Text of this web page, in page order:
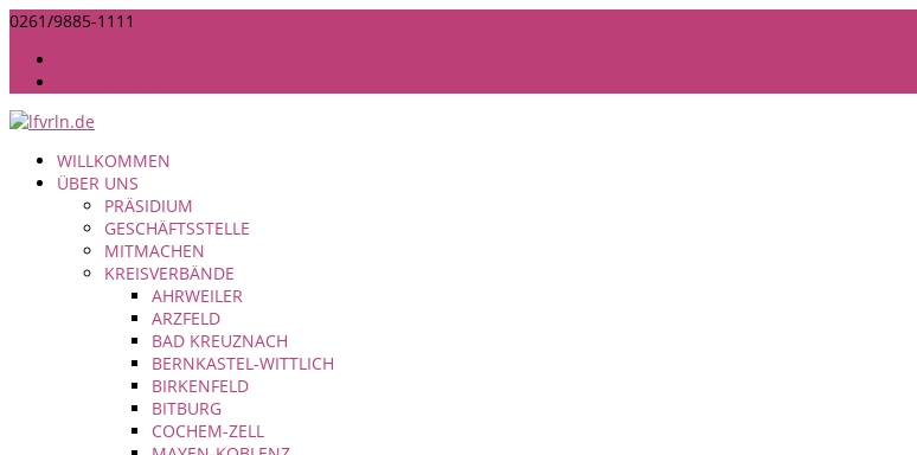
0261/9885-1111
WILLKOMMEN
ÜBER UNS
PRÄSIDIUM
GESCHÄFTSSTELLE
MITMACHEN
KREISVERBÄNDE
AHRWEILER
ARZFELD
BAD KREUZNACH
BERNKASTEL-WITTLICH
BIRKENFELD
BITBURG
COCHEM-ZELL